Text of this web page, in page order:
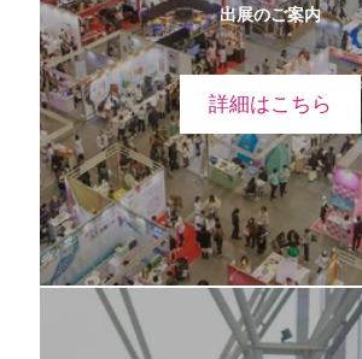
出展のご案内
詳細はこちら